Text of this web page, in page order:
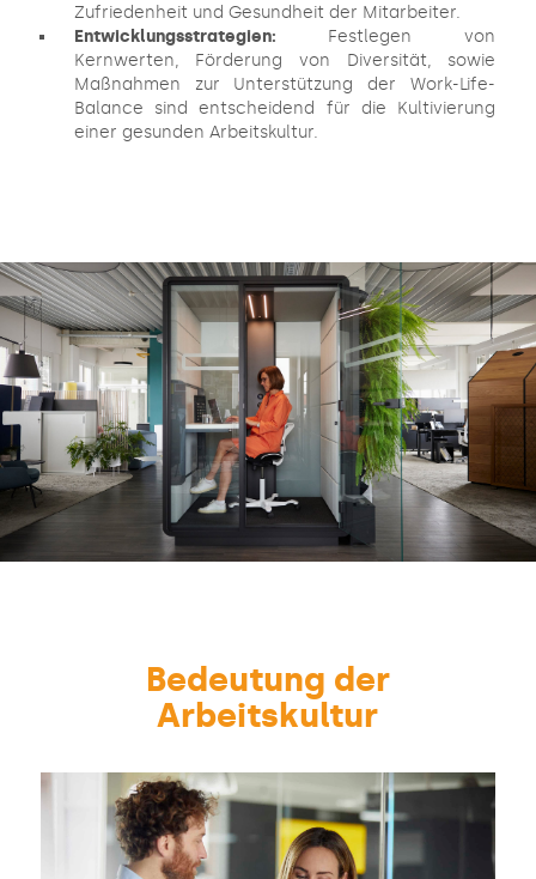
Zufriedenheit und Gesundheit der Mitarbeiter.
Entwicklungsstrategien: Festlegen von
Kernwerten, Förderung von Diversität, sowie
Maßnahmen zur Unterstützung der Work-Life-
Balance sind entscheidend für die Kultivierung
einer gesunden Arbeitskultur.
Bedeutung der
Arbeitskultur